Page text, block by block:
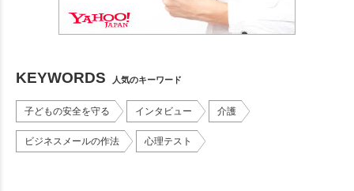
KEYWORDS 人気のキーワード
子どもの安全を守る インタビュー 介護
ビジネスメールの作法 心理テスト